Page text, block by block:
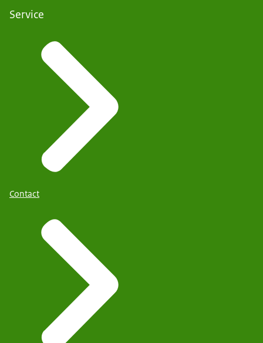
Service
Contact